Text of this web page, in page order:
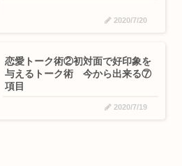
2020/7/20
恋愛トーク術②初対面で好印象を
与えるトーク術 今から出来る⑦
項目
2020/7/19